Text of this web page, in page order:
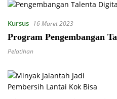
Kursus 16 Maret 2023
Program Pengembangan
Pelatihan